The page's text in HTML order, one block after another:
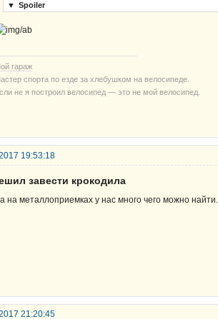
▼ Spoiler
гараж
спорта по езде за хлебушком на велосипеде.
не я построил велосипед — это не мой велосипед.
19:53:18
завести крокодила
на металлоприемках у нас много чего можно найти.
21:20:45